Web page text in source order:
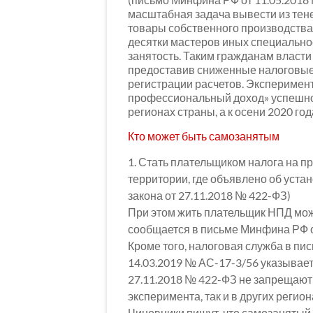
масштабная задача вывести из
товары собственного
десятки мастеров иных
занятость. Таким гражданам
предоставив сниженные
регистрации расчетов.
профессиональный доход»
регионах страны, а к осени 2020
Кто может быть самозанятым
1. Стать плательщиком налога на
территории, где объявлено об
закона от 27.11.2018 № 422-ФЗ)
При этом жить плательщик НПД
сообщается в письме Минфина РФ
Кроме того, налоговая служба в
14.03.2019 № АС-17-3/56
27.11.2018 № 422-ФЗ не запрещают
эксперимента, так и в других